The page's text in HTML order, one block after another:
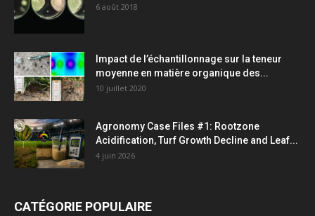
6 août 2018
Impact de l’échantillonnage sur la teneur
moyenne en matière organique des...
10 juillet 2020
Agronomy Case Files #1: Rootzone
Acidification, Turf Growth Decline and Leaf...
4 juin 2026
CATÉGORIE POPULAIRE